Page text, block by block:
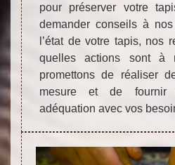
pour préserver votre
demander conseils à
l’état de votre tapis, nos
quelles actions sont à
promettons de réaliser
mesure et de fournir
adéquation avec vos